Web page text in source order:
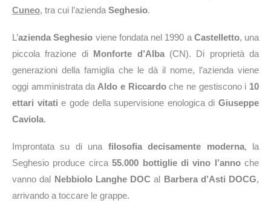
Cuneo, tra cui l’azienda Seghesio.
L’azienda Seghesio viene fondata nel 1990 a Castelletto, una
piccola frazione di Monforte d’Alba(CN). Di proprietà da
generazioni della famiglia che le dà il nome, l’azienda viene
oggi amministrata da Aldo e Riccardoche ne gestiscono i 10
ettari vitati e gode della supervisione enologica di Giuseppe
Caviola.
Improntata su di una filosofia decisamente moderna, la
Seghesio produce circa55.000 bottiglie di vino l’anno che
vanno dal Nebbiolo Langhe DOC al Barbera d’Asti DOCG,
arrivando a toccare le grappe.